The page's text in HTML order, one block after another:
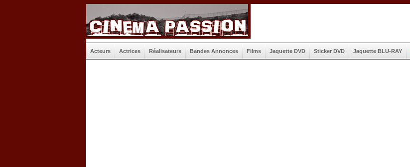
Acteurs Actrices Réalisateurs Bandes Annonces Films Jaquette DVD Sticker DVD Jaquette BLU-RAY